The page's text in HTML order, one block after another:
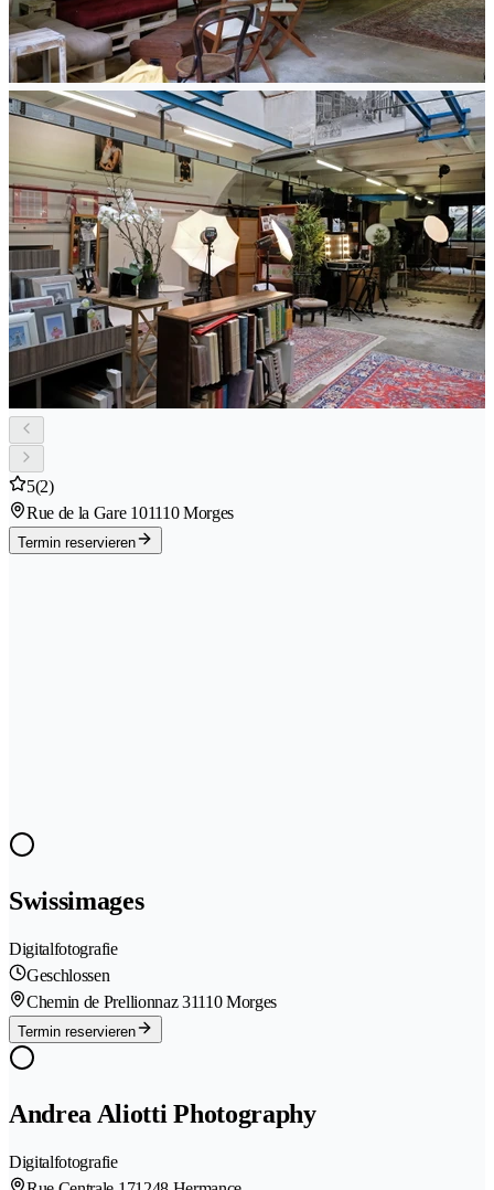
5(2)
Rue de la Gare 101110 Morges
Termin reservieren
Swissimages
Digitalfotografie
Geschlossen
Chemin de Prellionnaz 31110 Morges
Termin reservieren
Andrea Aliotti Photography
Digitalfotografie